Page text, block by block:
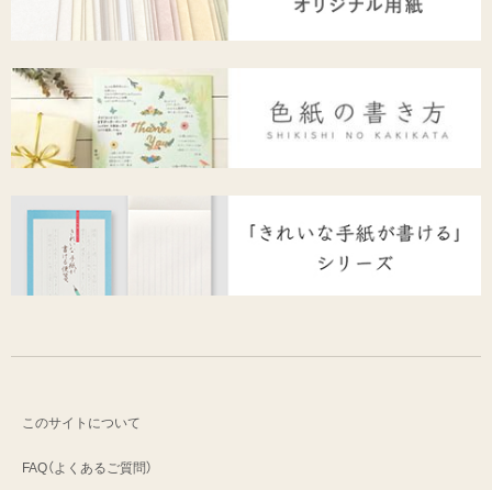
このサイトについて
FAQ（よくあるご質問）